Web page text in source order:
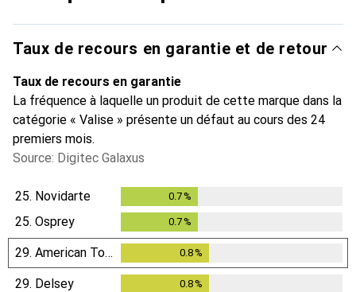
Taux de recours en garantie et de retour
Taux de recours en garantie
La fréquence à laquelle un produit de cette marque dans la
catégorie « Valise » présente un défaut au cours des 24
premiers mois.
Source: Digitec Galaxus
25. Novidarte 0.7 %
25. Osprey 0.7 %
29. American Tourister 0.8 %
29. Delsey 0.8 %